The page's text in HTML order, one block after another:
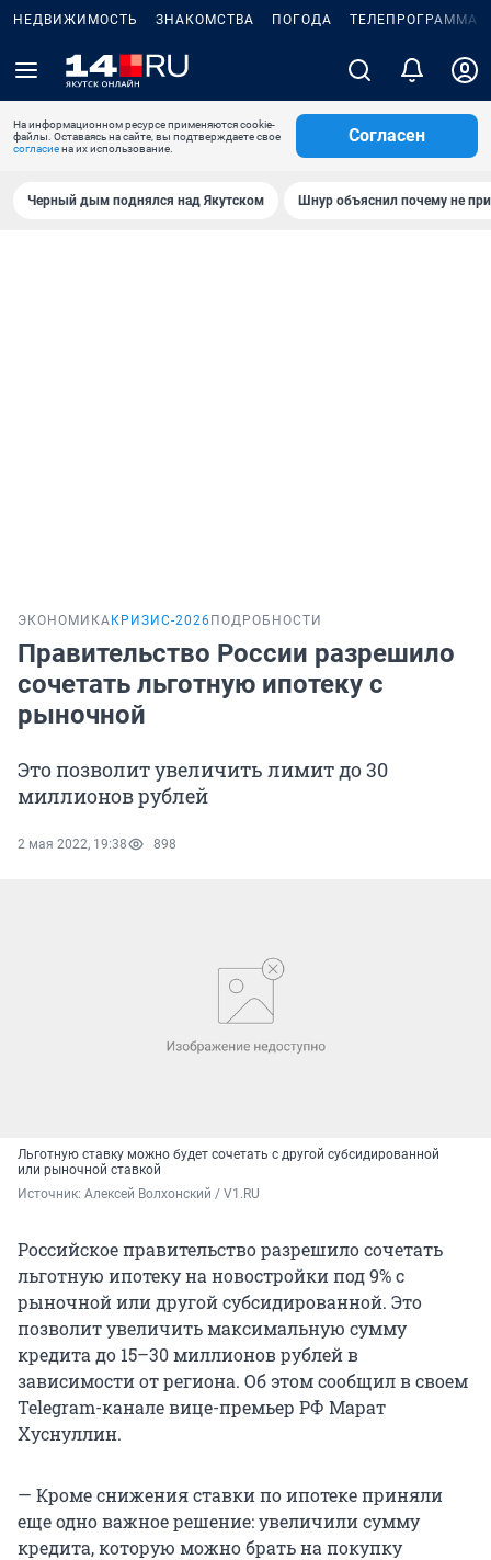
НЕДВИЖИМОСТЬ ЗНАКОМСТВА ПОГОДА ТЕЛЕПРОГРАММА
На информационном ресурсе применяются cookie-
файлы. Оставаясь на сайте, вы подтверждаете свое
согласиена их использование.
Согласен
Черный дым поднялся над Якутском Шнур объяснил почему не
ЭКОНОМИКА КРИЗИС-2026 ПОДРОБНОСТИ
Правительство России разрешило
сочетать льготную ипотеку с
рыночной
Это позволит увеличить лимит до 30
миллионов рублей
2 мая 2022, 19:38 898
Льготную ставку можно будет сочетать с другой субсидированной
или рыночной ставкой
Источник: Алексей Волхонский / V1.RU
Российское правительство разрешило сочетать
льготную ипотеку на новостройки под 9% с
рыночной или другой субсидированной. Это
позволит увеличить максимальную сумму
кредита до 15–30 миллионов рублей в
зависимости от региона. Об этом сообщил в своем
Telegram-канале вице-премьер РФ Марат
Хуснуллин.
— Кроме снижения ставки по ипотеке приняли
еще одно важное решение: увеличили сумму
кредита, которую можно брать на покупку